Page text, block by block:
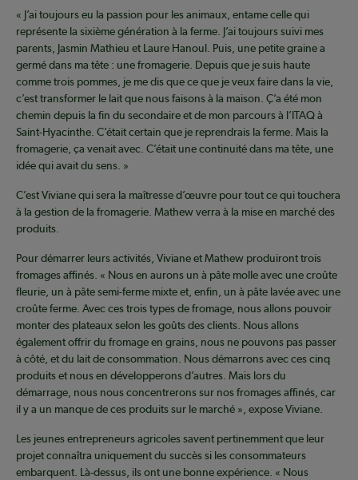
« J’ai toujours eu la passion pour les animaux, entame celle qui
représente la sixième génération à la ferme. J’ai toujours suivi mes
parents, Jasmin Mathieu et Laure Hanoul. Puis, une petite graine a
germé dans ma tête : une fromagerie. Depuis que je suis haute
comme trois pommes, je me dis que ce que je veux faire dans la vie,
c’est transformer le lait que nous faisons à la maison. Ç’a été mon
chemin depuis la fin du secondaire et de mon parcours à l’ITAQ à
Saint-Hyacinthe. C’était certain que je reprendrais la ferme. Mais la
fromagerie, ça venait avec. C’était une continuité dans ma tête, une
idée qui avait du sens. »
C’est Viviane qui sera la maîtresse d’œuvre pour tout ce qui touchera
à la gestion de la fromagerie. Mathew verra à la mise en marché des
produits.
Pour démarrer leurs activités, Viviane et Mathew produiront trois
fromages affinés. « Nous en aurons un à pâte molle avec une croûte
fleurie, un à pâte semi-ferme mixte et, enfin, un à pâte lavée avec une
croûte ferme. Avec ces trois types de fromage, nous allons pouvoir
monter des plateaux selon les goûts des clients. Nous allons
également offrir du fromage en grains, nous ne pouvons pas passer
à côté, et du lait de consommation. Nous démarrons avec ces cinq
produits et nous en développerons d’autres. Mais lors du
démarrage, nous nous concentrerons sur nos fromages affinés, car
il y a un manque de ces produits sur le marché », expose Viviane.
Les jeunes entrepreneurs agricoles savent pertinemment que leur
projet connaîtra uniquement du succès si les consommateurs
embarquent. Là-dessus, ils ont une bonne expérience. « Nous